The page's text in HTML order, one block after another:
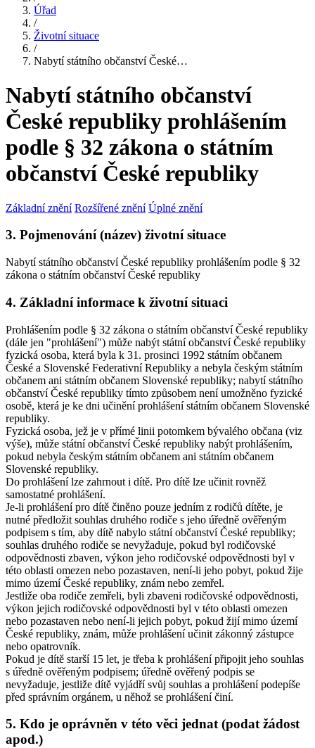
Úřad
/
Životní situace
/
Nabytí státního občanství České…
Nabytí státního občanství
České republiky prohlášením
podle § 32 zákona o státním
občanství České republiky
Základní znění Rozšířené znění Úplné znění
3. Pojmenování (název) životní situace
Nabytí státního občanství České republiky prohlášením podle § 32
zákona o státním občanství České republiky
4. Základní informace k životní situaci
Prohlášením podle § 32 zákona o státním občanství České republiky
(dále jen "prohlášení") může nabýt státní občanství České republiky
fyzická osoba, která byla k 31. prosinci 1992 státním občanem
České a Slovenské Federativní Republiky a nebyla českým státním
občanem ani státním občanem Slovenské republiky; nabytí státního
občanství České republiky tímto způsobem není umožněno fyzické
osobě, která je ke dni učinění prohlášení státním občanem Slovenské
republiky.
Fyzická osoba, jež je v přímé linii potomkem bývalého občana (viz
výše), může státní občanství České republiky nabýt prohlášením,
pokud nebyla českým státním občanem ani státním občanem
Slovenské republiky.
Do prohlášení lze zahrnout i dítě. Pro dítě lze učinit rovněž
samostatné prohlášení.
Je-li prohlášení pro dítě činěno pouze jedním z rodičů dítěte, je
nutné předložit souhlas druhého rodiče s jeho úředně ověřeným
podpisem s tím, aby dítě nabylo státní občanství České republiky;
souhlas druhého rodiče se nevyžaduje, pokud byl rodičovské
odpovědnosti zbaven, výkon jeho rodičovské odpovědnosti byl v
této oblasti omezen nebo pozastaven, není-li jeho pobyt, pokud žije
mimo území České republiky, znám nebo zemřel.
Jestliže oba rodiče zemřeli, byli zbaveni rodičovské odpovědnosti,
výkon jejich rodičovské odpovědnosti byl v této oblasti omezen
nebo pozastaven nebo není-li jejich pobyt, pokud žijí mimo území
České republiky, znám, může prohlášení učinit zákonný zástupce
nebo opatrovník.
Pokud je dítě starší 15 let, je třeba k prohlášení připojit jeho souhlas
s úředně ověřeným podpisem; úředně ověřený podpis se
nevyžaduje, jestliže dítě vyjádří svůj souhlas a prohlášení podepíše
před správním orgánem, u něhož se prohlášení činí.
5. Kdo je oprávněn v této věci jednat (podat žádost
apod.)